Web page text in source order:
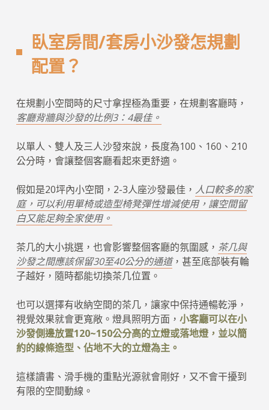
臥室房間/套房小沙發怎規劃
配置？
在規劃小空間時的尺寸拿捏極為重要，在規劃客廳時，
客廳背牆與沙發的比例3：4最佳。
以單人、雙人及三人沙發來說，長度為100、160、210
公分時，會讓整個客廳看起來更舒適。
假如是20坪內小空間，2-3人座沙發最佳， 人口較多的家
庭，可以利用單椅或造型椅凳彈性增減使用，讓空間留
白又能足夠全家使用。
茶几的大小挑選，也會影響整個客廳的氛圍感， 茶几與
沙發之間應該保留30至40公分的通道，甚至底部裝有輪
子越好，隨時都能切換茶几位置。
也可以選擇有收納空間的茶几，讓家中保持通暢乾淨，
視覺效果就會更寬敞。燈具照明方面， 小客廳可以在小
沙發側邊放置120~150公分高的立燈或落地燈，並以簡
約的線條造型、佔地不大的立燈為主。
這樣讀書、滑手機的重點光源就會剛好，又不會干擾到
有限的空間動線。